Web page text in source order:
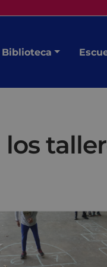
Biblioteca